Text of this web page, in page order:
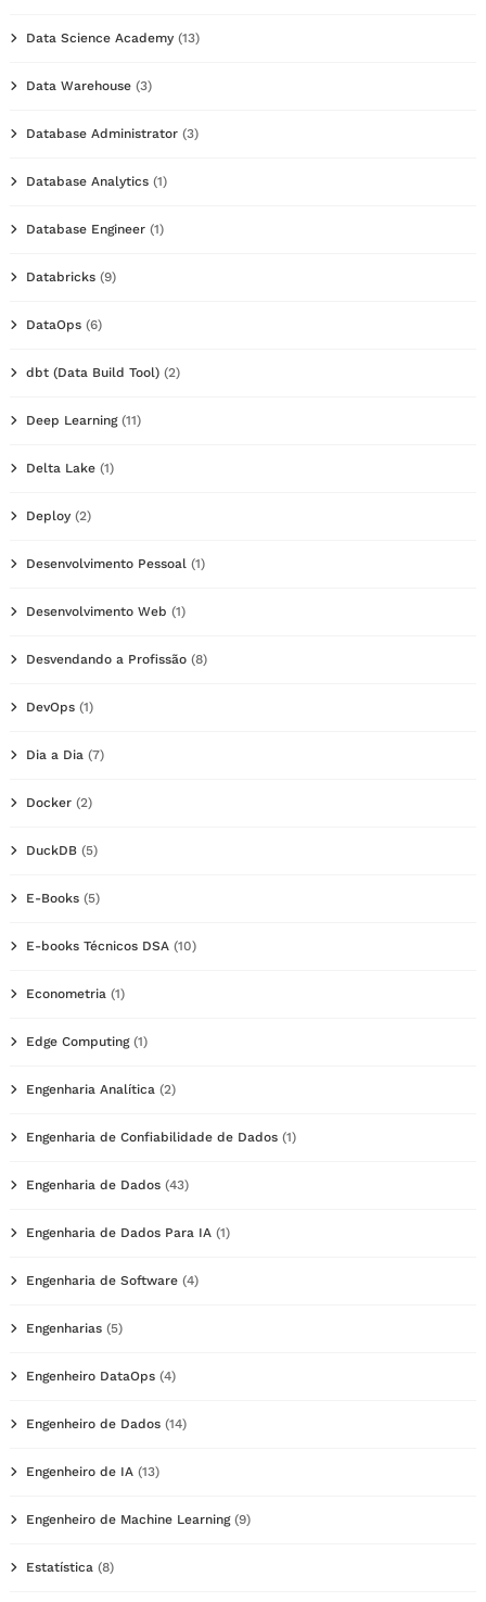
Data Science Academy (13)
Data Warehouse (3)
Database Administrator (3)
Database Analytics (1)
Database Engineer (1)
Databricks (9)
DataOps (6)
dbt (Data Build Tool) (2)
Deep Learning(11)
Delta Lake (1)
Deploy (2)
Desenvolvimento Pessoal (1)
Desenvolvimento Web (1)
Desvendando a Profissão (8)
DevOps (1)
Dia a Dia (7)
Docker (2)
DuckDB (5)
E-Books (5)
E-books Técnicos DSA (10)
Econometria (1)
Edge Computing(1)
Engenharia Analítica (2)
Engenharia de Confiabilidade de Dados (1)
Engenharia de Dados (43)
Engenharia de Dados Para IA (1)
Engenharia de Software (4)
Engenharias (5)
Engenheiro DataOps (4)
Engenheiro de Dados (14)
Engenheiro de IA (13)
Engenheiro de Machine Learning(9)
Estatística (8)